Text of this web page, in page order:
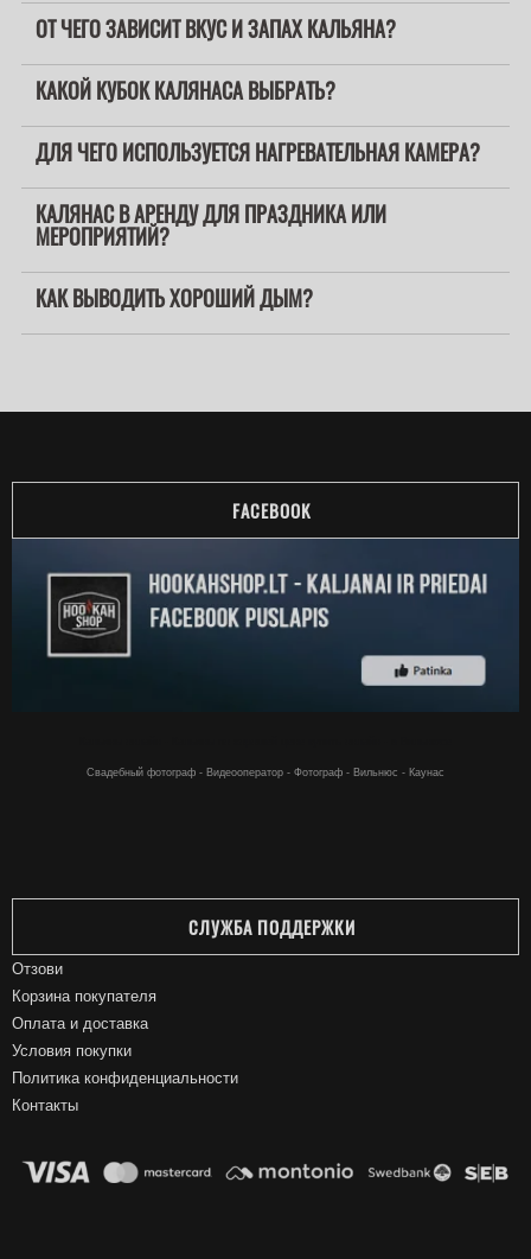
ОТ ЧЕГО ЗАВИСИТ ВКУС И ЗАПАХ КАЛЬЯНА?
КАКОЙ КУБОК КАЛЯНАСА ВЫБРАТЬ?
ДЛЯ ЧЕГО ИСПОЛЬЗУЕТСЯ НАГРЕВАТЕЛЬНАЯ КАМЕРА?
КАЛЯНАС В АРЕНДУ ДЛЯ ПРАЗДНИКА ИЛИ
МЕРОПРИЯТИЙ?
КАК ВЫВОДИТЬ ХОРОШИЙ ДЫМ?
FACEBOOK
Свадебный фотограф - Видеооператор - Фотограф - Вильнюс - Каунас
СЛУЖБА ПОДДЕРЖКИ
Отзови
Корзина покупателя
Оплата и доставка
Условия покупки
Политика конфиденциальности
Контакты